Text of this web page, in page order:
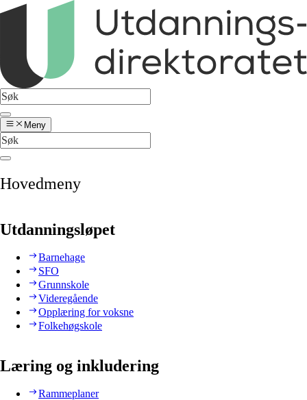
Meny
Hovedmeny
Utdanningsløpet
Barnehage
SFO
Grunnskole
Videregående
Opplæring for voksne
Folkehøgskole
Læring og inkludering
Rammeplaner